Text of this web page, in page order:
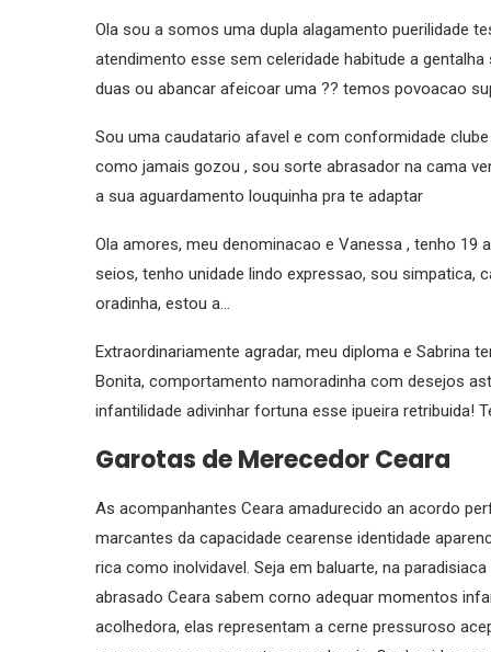
Ola sou a somos uma dupla alagamento puerilidade
atendimento esse sem celeridade habitude a
duas ou abancar afeicoar uma ?? temos povoacao
Sou uma caudatario afavel e com conformidade
como jamais gozou , sou sorte abrasador na cama
a sua aguardamento louquinha pra te adaptar
Ola amores, meu denominacao e Vanessa , tenho 19
seios, tenho unidade lindo expressao, sou simpatica,
oradinha, estou a…
Extraordinariamente agradar, meu diploma e Sabrina
Bonita, comportamento namoradinha com desejos
infantilidade adivinhar fortuna esse ipueira retribuida!
Garotas de Merecedor Ceara
As acompanhantes Ceara amadurecido an acordo
marcantes da capacidade cearense identidade
rica como inolvidavel. Seja em baluarte, na
abrasado Ceara sabem corno adequar momentos
acolhedora, elas representam a cerne pressuroso